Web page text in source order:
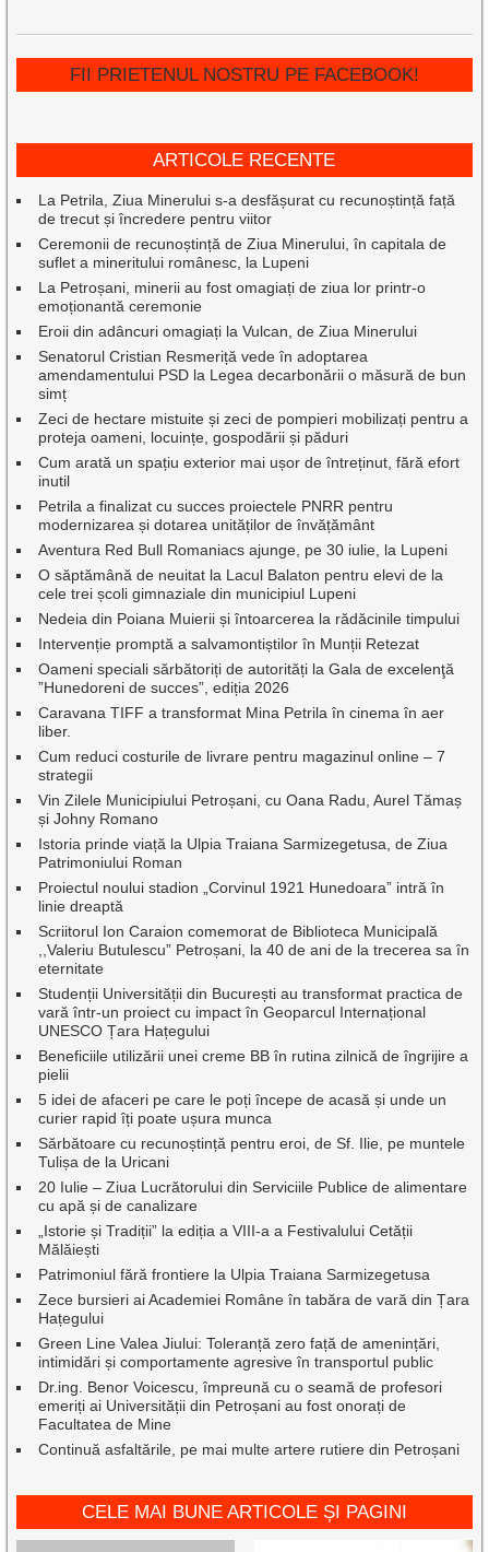
FII PRIETENUL NOSTRU PE FACEBOOK!
ARTICOLE RECENTE
La Petrila, Ziua Minerului s-a desfășurat cu recunoștință față
de trecut și încredere pentru viitor
Ceremonii de recunoștință de Ziua Minerului, în capitala de
suflet a mineritului românesc, la Lupeni
La Petroșani, minerii au fost omagiați de ziua lor printr-o
emoționantă ceremonie
Eroii din adâncuri omagiați la Vulcan, de Ziua Minerului
Senatorul Cristian Resmeriță vede în adoptarea
amendamentului PSD la Legea decarbonării o măsură de bun
simț
Zeci de hectare mistuite și zeci de pompieri mobilizați pentru a
proteja oameni, locuințe, gospodării și păduri
Cum arată un spațiu exterior mai ușor de întreținut, fără efort
inutil
Petrila a finalizat cu succes proiectele PNRR pentru
modernizarea și dotarea unităților de învățământ
Aventura Red Bull Romaniacs ajunge, pe 30 iulie, la Lupeni
O săptămână de neuitat la Lacul Balaton pentru elevi de la
cele trei școli gimnaziale din municipiul Lupeni
Nedeia din Poiana Muierii și întoarcerea la rădăcinile timpului
Intervenție promptă a salvamontiștilor în Munții Retezat
Oameni speciali sărbătoriți de autorități la Gala de excelenţă
”Hunedoreni de succes”, ediția 2026
Caravana TIFF a transformat Mina Petrila în cinema în aer
liber.
Cum reduci costurile de livrare pentru magazinul online – 7
strategii
Vin Zilele Municipiului Petroșani, cu Oana Radu, Aurel Tămaș
și Johny Romano
Istoria prinde viață la Ulpia Traiana Sarmizegetusa, de Ziua
Patrimoniului Roman
Proiectul noului stadion „Corvinul 1921 Hunedoara” intră în
linie dreaptă
Scriitorul Ion Caraion comemorat de Biblioteca Municipală
,,Valeriu Butulescu” Petroșani, la 40 de ani de la trecerea sa în
eternitate
Studenții Universității din București au transformat practica de
vară într-un proiect cu impact în Geoparcul Internațional
UNESCO Țara Hațegului
Beneficiile utilizării unei creme BB în rutina zilnică de îngrijire a
pielii
5 idei de afaceri pe care le poți începe de acasă și unde un
curier rapid îți poate ușura munca
Sărbătoare cu recunoștință pentru eroi, de Sf. Ilie, pe muntele
Tulișa de la Uricani
20 Iulie – Ziua Lucrătorului din Serviciile Publice de alimentare
cu apă și de canalizare
„Istorie și Tradiții” la ediția a VIII-a a Festivalului Cetății
Mălăiești
Patrimoniul fără frontiere la Ulpia Traiana Sarmizegetusa
Zece bursieri ai Academiei Române în tabăra de vară din Țara
Hațegului
Green Line Valea Jiului: Toleranță zero față de amenințări,
intimidări și comportamente agresive în transportul public
Dr.ing. Benor Voicescu, împreună cu o seamă de profesori
emeriți ai Universității din Petroșani au fost onorați de
Facultatea de Mine
Continuă asfaltările, pe mai multe artere rutiere din Petroșani
CELE MAI BUNE ARTICOLE ȘI PAGINI